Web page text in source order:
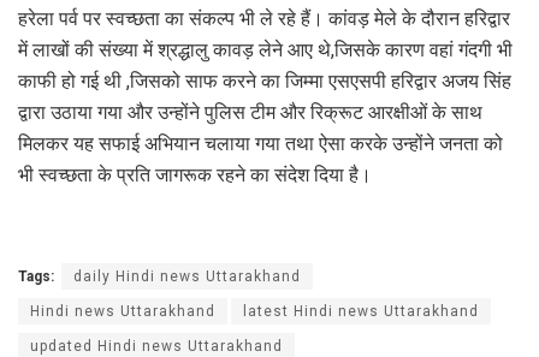
हरेला पर्व पर स्वच्छता का संकल्प भी ले रहे हैं। कांवड़ मेले के दौरान हरिद्वार
में लाखों की संख्या में श्रद्धालु कावड़ लेने आए थे,जिसके कारण वहां गंदगी भी
काफी हो गई थी ,जिसको साफ करने का जिम्मा एसएसपी हरिद्वार अजय सिंह
द्वारा उठाया गया और उन्होंने पुलिस टीम और रिक्रूट आरक्षीओं के साथ
मिलकर यह सफाई अभियान चलाया गया तथा ऐसा करके उन्होंने जनता को
भी स्वच्छता के प्रति जागरूक रहने का संदेश दिया है।
Tags: daily Hindi news Uttarakhand
Hindi news Uttarakhand latest Hindi news Uttarakhand
updated Hindi news Uttarakhand